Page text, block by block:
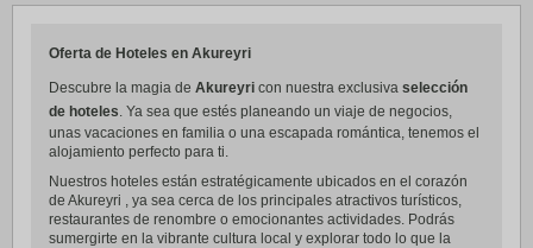
Oferta de Hoteles en Akureyri
Descubre la magia de Akureyri con nuestra exclusiva selección
de hoteles. Ya sea que estés planeando un viaje de negocios,
unas vacaciones en familia o una escapada romántica, tenemos el
alojamiento perfecto para ti.
Nuestros hoteles están estratégicamente ubicados en el corazón
de Akureyri , ya sea cerca de los principales atractivos turísticos,
restaurantes de renombre o emocionantes actividades. Podrás
sumergirte en la vibrante cultura local y explorar todo lo que la